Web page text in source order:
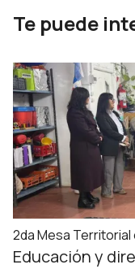
Te puede
2da Mesa Territorial
Educación y